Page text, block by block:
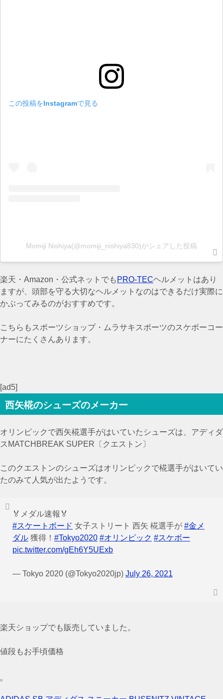
この投稿をInstagramで見る
Momiji Nishiya(@momiji_nishiya830)がシェアした投稿
楽天・Amazon・公式ネットでも PRO-TECヘルメットはあり
ますが、頭部を守る大切なヘルメットなのはできるだけ実際に
かぶってみるのがおすすめです。
こちらもスポーツショップ・ムラサキスポーツのスケボーコー
ナーにたくさんあります。
[ad5]
西矢椛のシューズのメーカー
オリンピックで西矢椛選手がはいていたシューズは、アディダ
スMATCHBREAK SUPER〔クエストン〕
このクエストンのシューズはオリンピックで椛選手がはいてい
たのみて人気が出たようです。
🏅メダル速報🏅
#スケートボード 女子ストリート 西矢 椛選手が #金メ
ダル 獲得！ #Tokyo2020 #オリンピック #スケボー
pic.twitter.com/gEh6Y5UExb
— Tokyo 2020 (@Tokyo2020jp) July 26, 2021
楽天ショップでも販売していました。
値段もお手頃価格